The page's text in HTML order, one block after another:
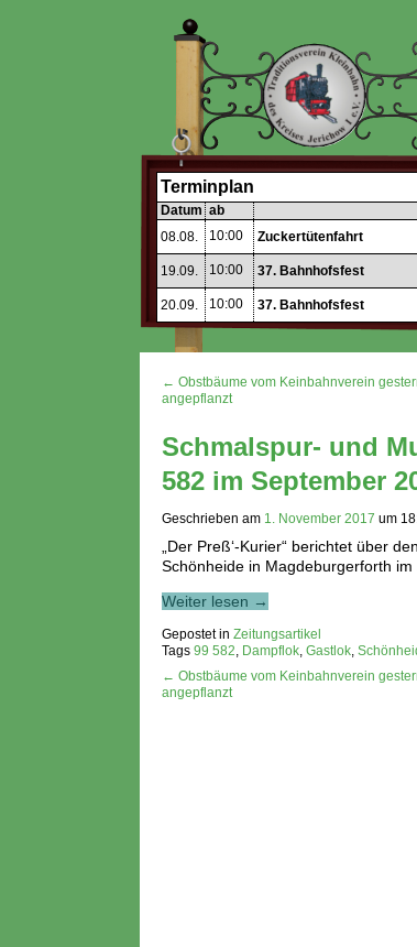
Terminplan
Datum ab
08.08.
10:00 Zuckertütenfahrt
19.09. 10:00 37. Bahnhofsfest
20.09. 10:00 37. Bahnhofsfest
← Obstbäume vom Keinbahnverein
angepflanzt
Schmalspur- und
582 im September
Geschrieben am 1. November 2017 um
„Der Preß‘-Kurier“ berichtet über
Schönheide in Magdeburgerforth im
Weiter lesen →
Gepostet in Zeitungsartikel
Tags 99 582, Dampflok, Gastlok,
← Obstbäume vom Keinbahnverein
angepflanzt